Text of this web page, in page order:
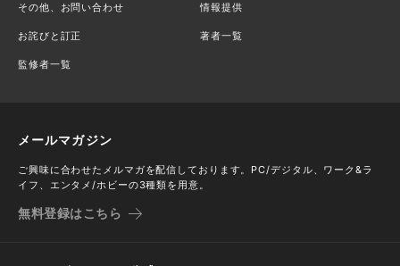
その他、お問い合わせ 情報提供
お詫びと訂正 著者一覧
監修者一覧
メールマガジン
ご興味に合わせたメルマガを配信しております。PC/デジタル、ワーク&ラ
イフ、エンタメ/ホビーの3種類を用意。
無料登録はこちら